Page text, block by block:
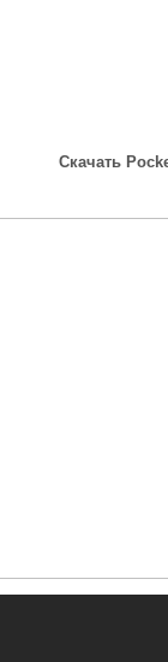
Скачать